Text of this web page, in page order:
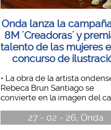
Onda lanza la
8M ´Creadoras´ y
talento de las mujeres
concurso de
• La obra de la artista
Rebeca Brun Santiago se
convierte en la imagen del
27 - 02 - 26, Onda